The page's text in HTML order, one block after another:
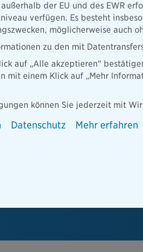
gefährliche Krankheiten
Sinn ist dies kein Unfall, jedoch
Unfallversicherung greift.
berechnen
bei Vorerkrankungen
Arztsuche
Prävention
der EU und des EWR
verfügen. Es besteht
möglicherweise auch
zu den mit
auf „Alle akzeptieren"
mit einem Klick auf „Mehr
können Sie jederzeit mit
Datenschutz Mehr erfahren